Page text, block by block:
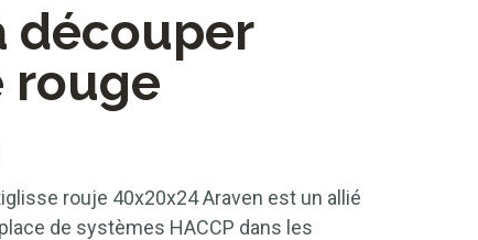
découper
rouge
rouje 40x20x24 Araven est un allié
de systèmes HACCP dans les